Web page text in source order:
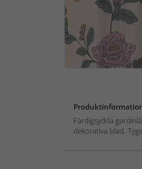
Färdigsydda
dekorativa blad.